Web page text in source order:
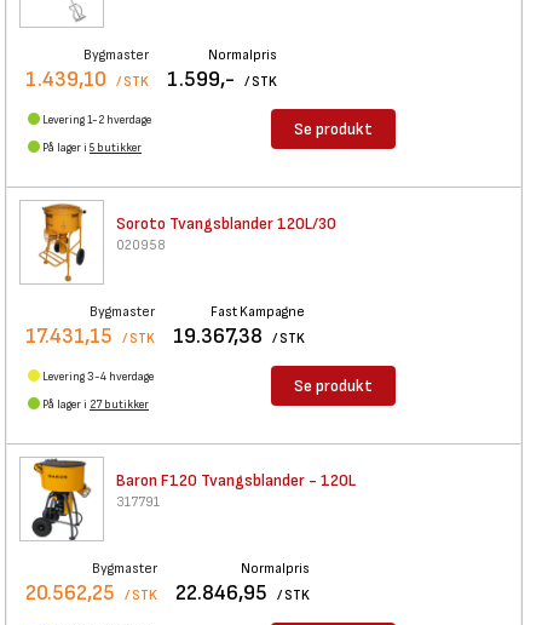
Bygmaster
1.439,10 / STK
Normalpris
1.599,- / STK
Levering 1-2 hverdage
På lager i 5 butikker
Se produkt
Soroto Tvangsblander 120L/30
020958
Bygmaster
17.431,15 / STK
Fast Kampagne
19.367,38 / STK
Levering 3-4 hverdage
På lager i 27 butikker
Se produkt
Baron F120 Tvangsblander - 120L
317791
Bygmaster
20.562,25 / STK
Normalpris
22.846,95 / STK